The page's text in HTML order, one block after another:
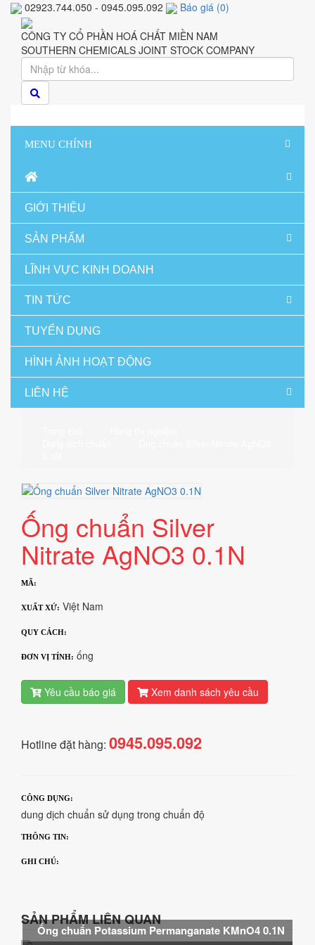
02923.744.050 - 0945.095.092 Báo giá (0)
CÔNG TY CỔ PHẦN HOÁ CHẤT MIỀN NAM
SOUTHERN CHEMICALS JOINT STOCK COMPANY
MENU CHÍNH
GIỚI THIỆU
SẢN PHẨM
LĨNH VỰC KINH DOANH
TIN TỨC
TUYỂN DỤNG
HÌNH ẢNH HOẠT ĐỘNG
LIÊN HỆ
Ống chuẩn Silver
Nitrate AgNO3 0.1N
MÃ:
XUẤT XỨ: Việt Nam
QUY CÁCH:
ĐƠN VỊ TÍNH: ống
Yêu cầu báo giá Xem danh sách yêu cầu
Hotline đặt hàng: 0945.095.092
CÔNG DỤNG:
dung dịch chuẩn sử dụng trong chuẩn độ
THÔNG TIN:
GHI CHÚ:
SẢN PHẨM LIÊN QUAN
Ống chuẩn Potassium Permanganate KMnO4 0.1N